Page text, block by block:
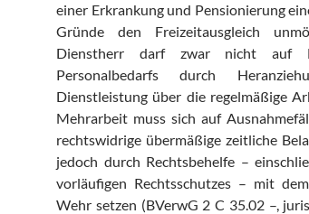
einer Erkrankung und Pensionierung
Gründe den Freizeitausgleich
Dienstherr darf zwar nicht auf
Personalbedarfs durch
Dienstleistung über die regelmäßige
Mehrarbeit muss sich auf
rechtswidrige übermäßige zeitliche
jedoch durch Rechtsbehelfe –
vorläufigen Rechtsschutzes – mit
Wehr setzen (BVerwG 2 C 35.02 –,